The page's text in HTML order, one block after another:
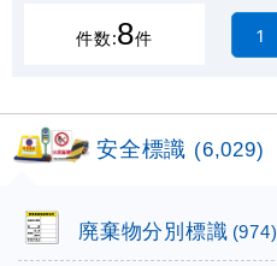
件数:8件 1
安全標識 (6,029)
廃棄物分別標識 (974)